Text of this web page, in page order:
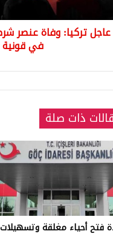
عاجل تركيا: وفاة عنصر
في قونية
ذات صلة
فتح أحياء مغلقة وتسهيلات